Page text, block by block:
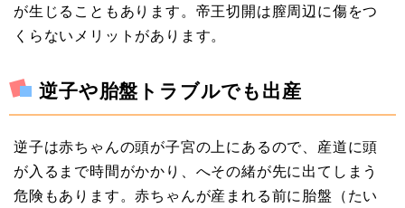
が生じることもあります。帝王切開は膣周辺に傷をつ
くらないメリットがあります。
逆子や胎盤トラブルでも出産
逆子は赤ちゃんの頭が子宮の上にあるので、産道に頭
が入るまで時間がかかり、へその緒が先に出てしまう
危険もあります。赤ちゃんが産まれる前に胎盤（たい